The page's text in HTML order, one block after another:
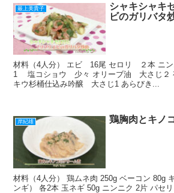
最上美貴子
シャキシャキ
ビのガリバタ
材料（4人分） エビ 16尾 セロリ ２本 ニ
1 塩コショウ 少々 オリーブ油 大さじ２
キウ杉桶仕込み吟醸 大さじ1 あらびき...
岸紀雄 鶏胸肉とキノ
材料（4人分） 鶏ムネ肉 250g ベーコン 80g
ンギ） 各2本 玉ネギ 50g ニンニク 2片 パセ